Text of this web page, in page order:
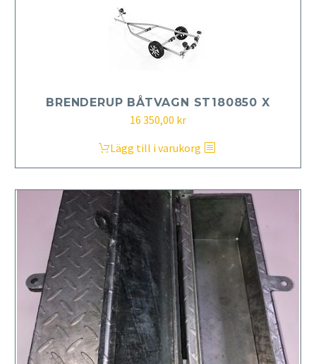
BRENDERUP BÅTVAGN ST180850 X
16 350,00 kr
Lägg till i varukorg